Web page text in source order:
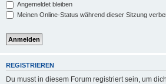
Angemeldet bleiben
Meinen Online-Status während dieser Sitzung
REGISTRIEREN
Du musst in diesem Forum registriert sein, um